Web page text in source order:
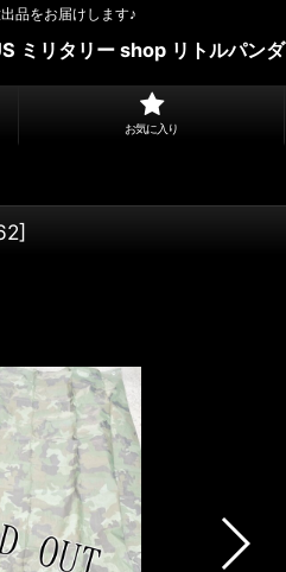
品をお届けします♪
ミリタリー shop リトルパンダ
お気に入り
]